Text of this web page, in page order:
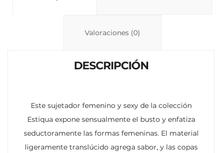
Valoraciones (0)
DESCRIPCIÓN
Este sujetador femenino y sexy de la colección
Estiqua expone sensualmente el busto y enfatiza
seductoramente las formas femeninas. El material
ligeramente translúcido agrega sabor, y las copas